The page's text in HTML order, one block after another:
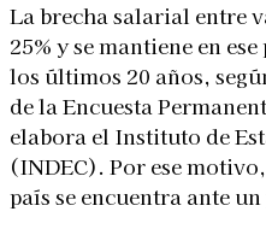
La brecha salarial entre
25% y se mantiene en
los últimos 20 años,
de la Encuesta
elabora el Instituto de
(INDEC). Por ese
país se encuentra ante